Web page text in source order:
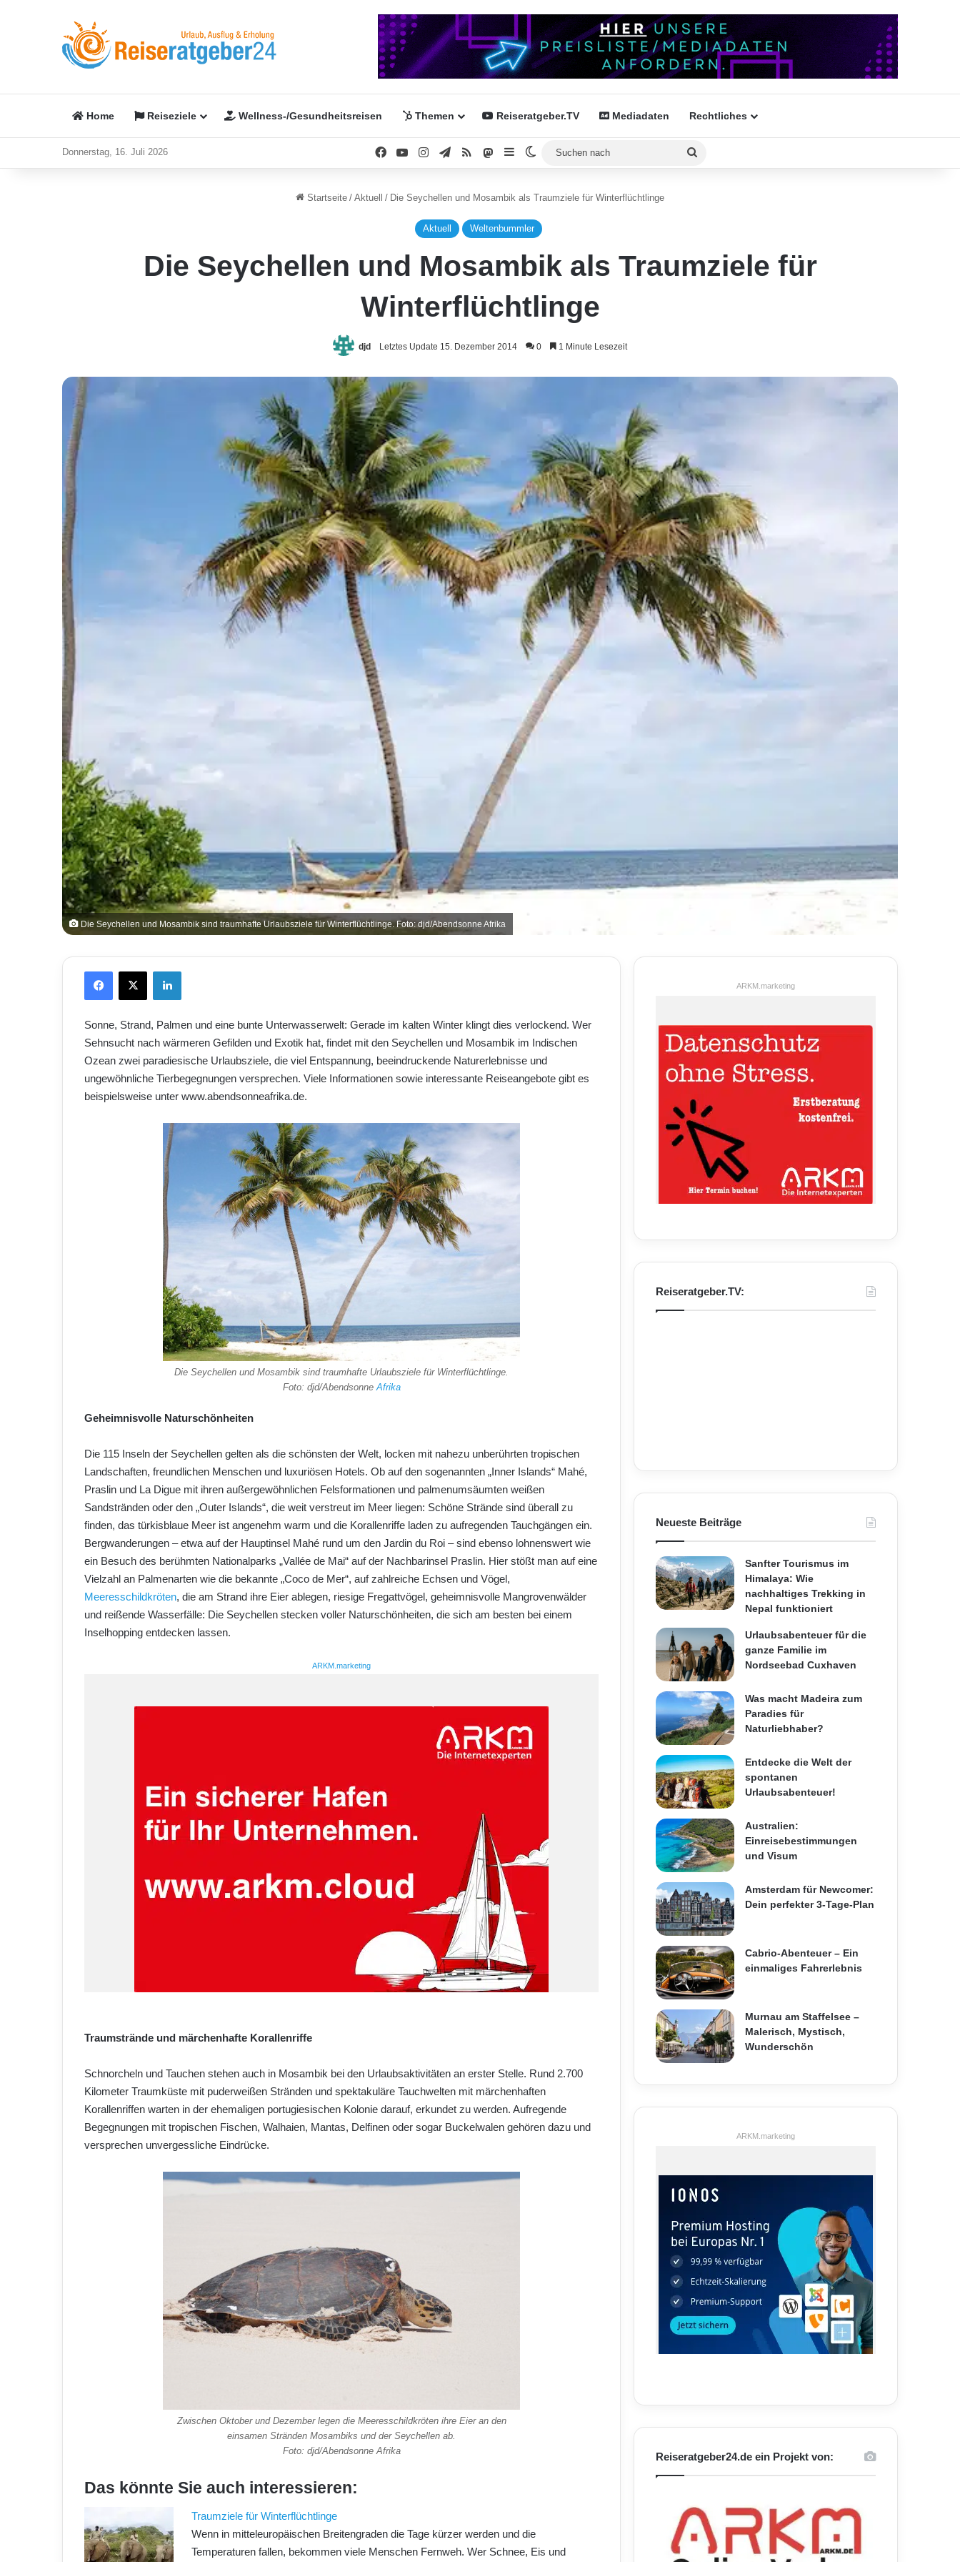
Home Reiseziele Wellness-/Gesundheitsreisen Themen Reiseratgeber.TV Mediadaten Rechtliches
Donnerstag, 16. Juli 2026 FacebookYouTubeInstagramTelegram
RSS Mastodon
SidebarSkin umschalten
Startseite / Aktuell / Die Seychellen und Mosambik als Traumziele für Winterflüchtlinge
Aktuell Weltenbummler
Die Seychellen und Mosambik als Traumziele für
Winterflüchtlinge
djd Letztes Update 15. Dezember 2014 0 1 Minute Lesezeit
Die Seychellen und Mosambik sind traumhafte Urlaubsziele für Winterflüchtlinge. Foto: djd/Abendsonne Afrika
X
Sonne, Strand, Palmen und eine bunte Unterwasserwelt: Gerade im kalten Winter klingt dies verlockend. Wer
Sehnsucht nach wärmeren Gefilden und Exotik hat, findet mit den Seychellen und Mosambik im Indischen
Ozean zwei paradiesische Urlaubsziele, die viel Entspannung, beeindruckende Naturerlebnisse und
ungewöhnliche Tierbegegnungen versprechen. Viele Informationen sowie interessante Reiseangebote gibt es
beispielsweise unter www.abendsonneafrika.de.
Die Seychellen und Mosambik sind traumhafte Urlaubsziele für Winterflüchtlinge.
Foto: djd/Abendsonne Afrika
Geheimnisvolle Naturschönheiten
Die 115 Inseln der Seychellen gelten als die schönsten der Welt, locken mit nahezu unberührten tropischen
Landschaften, freundlichen Menschen und luxuriösen Hotels. Ob auf den sogenannten „Inner Islands“ Mahé,
Praslin und La Digue mit ihren außergewöhnlichen Felsformationen und palmenumsäumten weißen
Sandstränden oder den „Outer Islands“, die weit verstreut im Meer liegen: Schöne Strände sind überall zu
finden, das türkisblaue Meer ist angenehm warm und die Korallenriffe laden zu aufregenden Tauchgängen ein.
Bergwanderungen – etwa auf der Hauptinsel Mahé rund um den Jardin du Roi – sind ebenso lohnenswert wie
ein Besuch des berühmten Nationalparks „Vallée de Mai“ auf der Nachbarinsel Praslin. Hier stößt man auf eine
Vielzahl an Palmenarten wie die bekannte „Coco de Mer“, auf zahlreiche Echsen und Vögel,
Meeresschildkröten, die am Strand ihre Eier ablegen, riesige Fregattvögel, geheimnisvolle Mangrovenwälder
und reißende Wasserfälle: Die Seychellen stecken voller Naturschönheiten, die sich am besten bei einem
Inselhopping entdecken lassen.
ARKM.marketing
Traumstrände und märchenhafte Korallenriffe
Schnorcheln und Tauchen stehen auch in Mosambik bei den Urlaubsaktivitäten an erster Stelle. Rund 2.700
Kilometer Traumküste mit puderweißen Stränden und spektakuläre Tauchwelten mit märchenhaften
Korallenriffen warten in der ehemaligen portugiesischen Kolonie darauf, erkundet zu werden. Aufregende
Begegnungen mit tropischen Fischen, Walhaien, Mantas, Delfinen oder sogar Buckelwalen gehören dazu und
versprechen unvergessliche Eindrücke.
Zwischen Oktober und Dezember legen die Meeresschildkröten ihre Eier an den
einsamen Stränden Mosambiks und der Seychellen ab.
Foto: djd/Abendsonne Afrika
Das könnte Sie auch interessieren:
Traumziele für Winterflüchtlinge
Wenn in mitteleuropäischen Breitengraden die Tage kürzer werden und die
Temperaturen fallen, bekommen viele Menschen Fernweh. Wer Schnee, Eis und
ARKM.marketing
Reiseratgeber.TV:
Neueste Beiträge
Sanfter Tourismus im
Himalaya: Wie
nachhaltiges Trekking in
Nepal funktioniert
Urlaubsabenteuer für die
ganze Familie im
Nordseebad Cuxhaven
Was macht Madeira zum
Paradies für
Naturliebhaber?
Entdecke die Welt der
spontanen
Urlaubsabenteuer!
Australien:
Einreisebestimmungen
und Visum
Amsterdam für Newcomer:
Dein perfekter 3-Tage-Plan
Cabrio-Abenteuer – Ein
einmaliges Fahrerlebnis
Murnau am Staffelsee –
Malerisch, Mystisch,
Wunderschön
ARKM.marketing
Reiseratgeber24.de ein Projekt von: